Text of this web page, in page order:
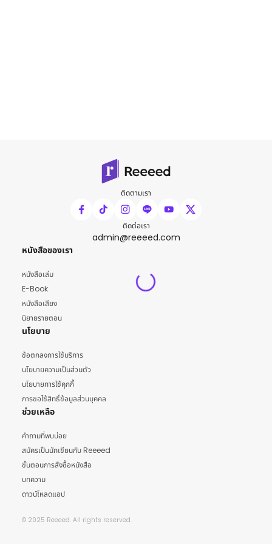
ติดตามเรา
ติดต่อเรา
admin@reeeed.com
หนังสือของเรา
หนังสือเล่ม
E-Book
หนังสือเสียง
นิยายรายตอน
นโยบาย
ข้อตกลงการใช้บริการ
นโยบายความเป็นส่วนตัว
นโยบายการใช้คุกกี้
การขอใช้สิทธิ์ข้อมูลส่วนบุคคล
ช่วยเหลือ
คำถามที่พบบ่อย
สมัครเป็นนักเขียนกับ Reeeed
ขั้นตอนการสั่งซื้อหนังสือ
บทความ
ดาวน์โหลดแอป
© 2025 Reeeed. All rights reserved.